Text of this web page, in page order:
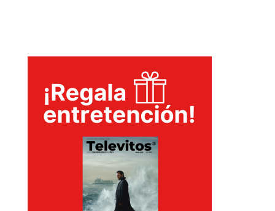
TECNOVITOS
T-
EVENTOS